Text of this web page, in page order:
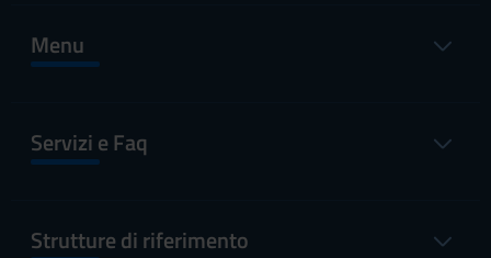
Menu
Servizi e Faq
Strutture di riferimento